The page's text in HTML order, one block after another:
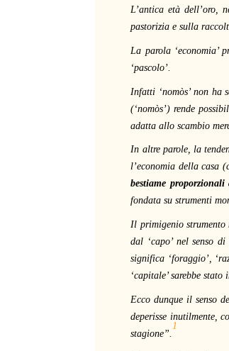
L’antica età dell’oro,
pastorizia e sulla
La parola ‘economia’
‘pascolo’.
Infatti ‘nomòs’ non
(‘nomòs’) rende
adatta allo scambio
In altre parole, la
l’economia della casa
bestiame
fondata su strumenti
Il primigenio strumento
dal ‘capo’ nel senso
significa ‘foraggio’,
‘capitale’ sarebbe
Ecco dunque il senso
deperisse inutilmente,
stagione”.
1